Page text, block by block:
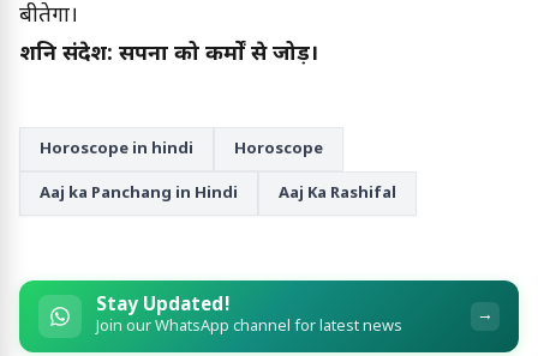
बीतेगा।
शनि संदेश: सपनों को कर्मों से जोड़ें।
Horoscope in hindi Horoscope
Aaj ka Panchang in Hindi Aaj Ka Rashifal
Stay Updated!
Join our WhatsApp channel for latest news →